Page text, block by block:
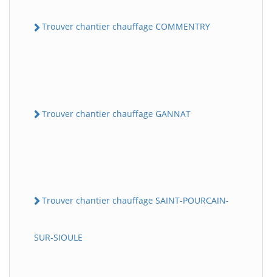
Trouver chantier chauffage COMMENTRY
Trouver chantier chauffage GANNAT
Trouver chantier chauffage SAINT-POURCAIN-
SUR-SIOULE